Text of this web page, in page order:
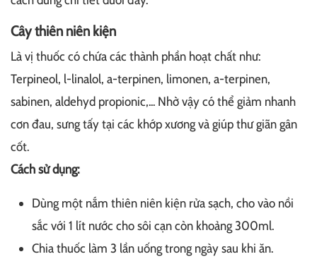
Cây thiên niên kiện
Là vị thuốc có chứa các thành phần hoạt chất như:
Terpineol, l-linalol, a-terpinen, limonen, a-terpinen,
sabinen, aldehyd propionic,... Nhờ vậy có thể giảm nhanh
cơn đau, sưng tấy tại các khớp xương và giúp thư giãn gân
cốt.
Cách sử dụng:
Dùng một nắm thiên niên kiện rửa sạch, cho vào nồi
sắc với 1 lít nước cho sôi cạn còn khoảng 300ml.
Chia thuốc làm 3 lần uống trong ngày sau khi ăn.